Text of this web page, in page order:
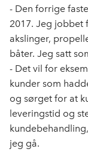
- Den forrige
2017. Jeg jobbet
akslinger,
båter. Jeg satt
- Det vil for
kunder som
og sørget for at
leveringstid og
jeg gå.